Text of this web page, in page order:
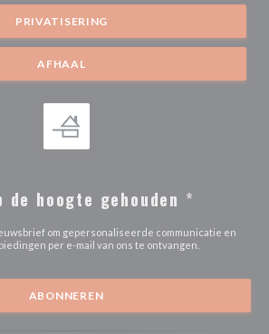
PRIVATISERING
AFHAAL
de hoogte gehouden *
om gepersonaliseerde communicatie en
per e-mail van ons te ontvangen.
ABONNEREN